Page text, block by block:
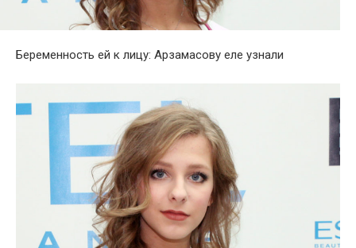
Беременность ей к лицу: Арзамасову еле узнали